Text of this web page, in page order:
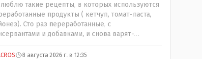
такие рецепты, в которых используются
продукты ( кетчуп, томат-паста,
Сто раз переработанные, с
и добавками, и снова варят-
закручивают.
8 августа 2026 г. в 12:35